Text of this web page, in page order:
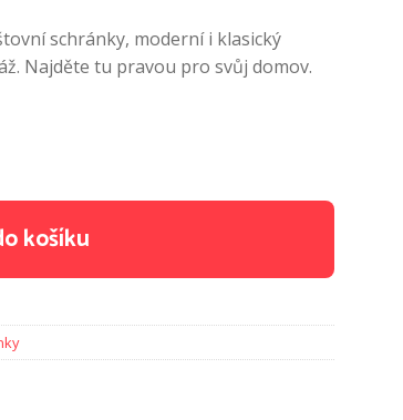
schránky, moderní i klasický
Najděte tu pravou pro svůj domov.
košíku